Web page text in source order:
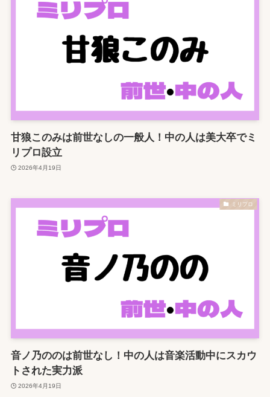
甘狼このみは前世なしの一般人！中の人は美大卒でミ
リプロ設立
2026年4月19日
ミリプロ
音ノ乃ののは前世なし！中の人は音楽活動中にスカウ
トされた実力派
2026年4月19日